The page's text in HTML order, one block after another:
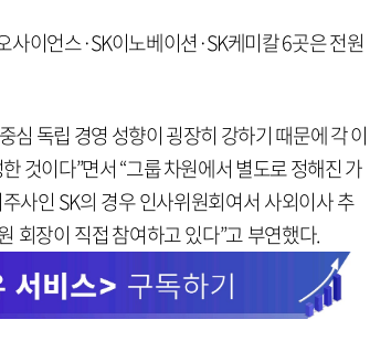
사이언스·SK이노베이션·SK케미칼 6곳은 전원
심 독립 경영 성향이 굉장히 강하기 때문에 각 이
것이다”면서 “그룹 차원에서 별도로 정해진 가
사인 SK의 경우 인사위원회여서 사외이사 추
회장이 직접 참여하고 있다”고 부연했다.